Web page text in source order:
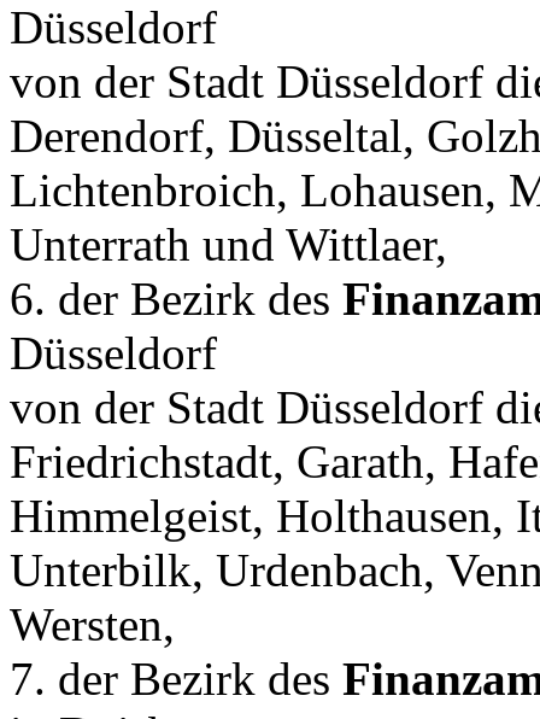
Düsseldorf
von der Stadt Düsseldorf
Derendorf, Düsseltal,
Lichtenbroich, Lohausen,
Unterrath und Wittlaer,
6. der Bezirk des
Düsseldorf
von der Stadt Düsseldorf
Friedrichstadt, Garath,
Himmelgeist, Holthausen,
Unterbilk, Urdenbach,
Wersten,
7. der Bezirk des